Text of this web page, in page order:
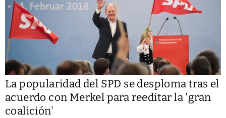
La popularidad del SPD se desploma tras el
acuerdo con Merkel para reeditar la 'gran
coalición'